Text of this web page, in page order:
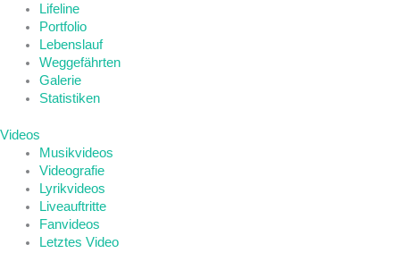
Lifeline
Portfolio
Lebenslauf
Weggefährten
Galerie
Statistiken
Videos
Musikvideos
Videografie
Lyrikvideos
Liveauftritte
Fanvideos
Letztes Video